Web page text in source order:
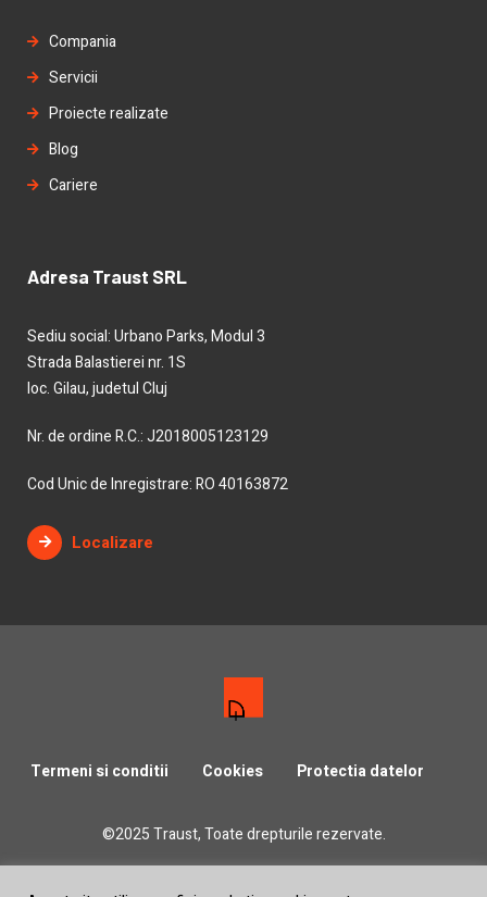
Compania
Servicii
Proiecte realizate
Blog
Cariere
Adresa Traust SRL
Sediu social: Urbano Parks, Modul 3
Strada Balastierei nr. 1S
loc. Gilau, judetul Cluj
Nr. de ordine R.C.: J2018005123129
Cod Unic de Inregistrare: RO 40163872
Localizare
Termeni si conditii Cookies Protectia datelor
©2025 Traust, Toate drepturile rezervate.